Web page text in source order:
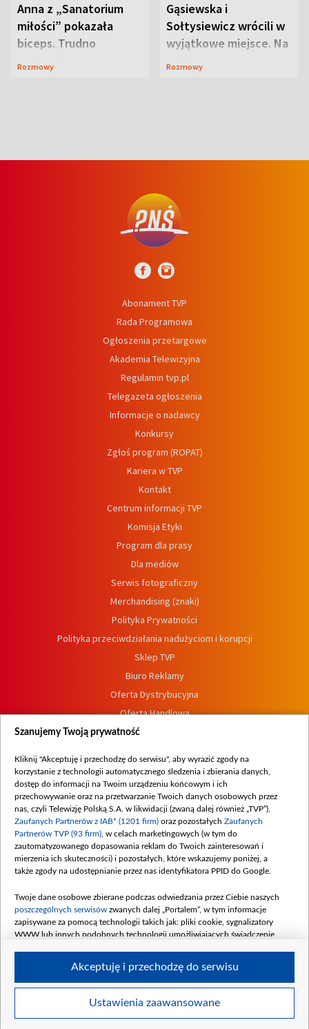
Anna z „Sanatorium
miłości” pokazała
biceps. Trudno
uwierzyć, co przeszła
Rozmowy
Gąsiewska i
Sołtysiewicz wrócili w
wyjątkowe miejsce. Na
szlaku czekał
Rozmowy
Abonament TVP
Rada Programowa
Ogłoszenia przetargowe
Akademia Telewizyjna
Regulamin tvp.pl
Telegazeta ogłoszenia
Informacje o nadawcy
Konkursy
Zgłoś program (ROPAT)
Kariera w TVP
Kontakt
Centrum informacji TVP
Komisja Etyki
Program dla prasy
Dla mediów
Serwis fotograficzny
Merchandising (znaki)
Polityka Prywatności
Polityka przeciwdziałania nadużyciom i korupcji
Sklep TVP
Biuro Reklamy
Oferta Dystrybucyjna
Oferta Handlowa
Dostępność
Procedura zgłoszeń wewnętrznych
© 2026 Telewizja Polska S. A. w likwidacji
Szanujemy Twoją prywatność
Kliknij "Akceptuję i przechodzę do serwisu", aby wyrazić zgody na
korzystanie z technologii automatycznego śledzenia i zbierania danych,
dostęp do informacji na Twoim urządzeniu końcowym i ich
przechowywanie oraz na przetwarzanie Twoich danych osobowych przez
nas, czyli Telewizję Polską S.A. w likwidacji (zwaną dalej również „TVP”),
Zaufanych Partnerów z IAB* (1201 firm) oraz pozostałych Zaufanych
Partnerów TVP (93 firm) , w celach marketingowych (w tym do
zautomatyzowanego dopasowania reklam do Twoich zainteresowań i
mierzenia ich skuteczności) i pozostałych, które wskazujemy poniżej, a
także zgody na udostępnianie przez nas identyfikatora PPID do Google.
Twoje dane osobowe zbierane podczas odwiedzania przez Ciebie naszych
poszczególnych serwisów zwanych dalej „Portalem”, w tym informacje
zapisywane za pomocą technologii takich jak: pliki cookie, sygnalizatory
WWW lub innych podobnych technologii umożliwiających świadczenie
Twoje dane osobowe zbierane podczas odwiedzania przez Ciebie
Ustawienia zaawansowane
Akceptuję i przechodzę do serwisu